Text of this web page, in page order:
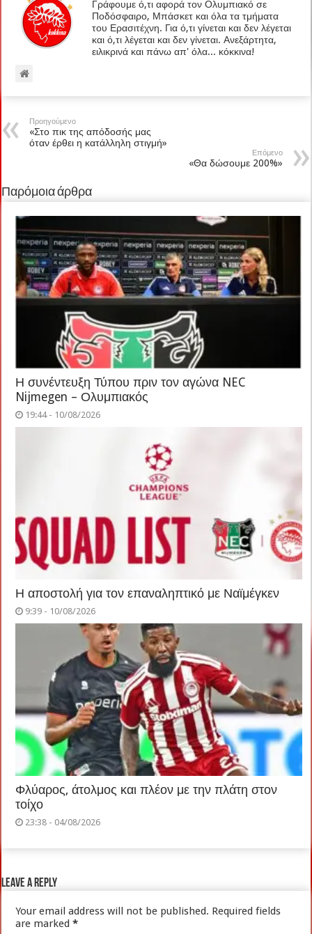
Γράφουμε ό,τι αφορά τον Ολυμπιακό σε
Ποδόσφαιρο, Μπάσκετ και όλα τα τμήματα
του Ερασιτέχνη. Για ό,τι γίνεται και δεν λέγεται
και ό,τι λέγεται και δεν γίνεται. Ανεξάρτητα,
ειλικρινά και πάνω απ' όλα... κόκκινα!
Προηγούμενο
«Στο πικ της απόδοσής μας
όταν έρθει η κατάλληλη στιγμή»
Επόμενο
«Θα δώσουμε 200%»
Παρόμοια άρθρα
Η συνέντευξη Τύπου πριν τον αγώνα NEC
Nijmegen – Ολυμπιακός
19:44 - 10/08/2026
Η αποστολή για τον επαναληπτικό με Ναϊμέγκεν
9:39 - 10/08/2026
Φλύαρος, άτολμος και πλέον με την πλάτη στον
τοίχο
23:38 - 04/08/2026
Leave a Reply
Your email address will not be published. Required fields
are marked*